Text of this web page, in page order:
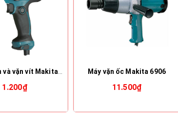
1.200₫
Máy vặn ốc Makita 6906
11.500₫